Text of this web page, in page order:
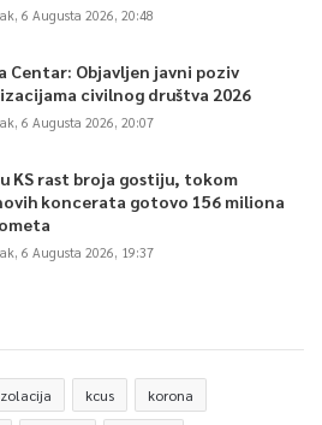
6 Augusta 2026, 20:48
Centar: Objavljen javni poziv
civilnog društva 2026
6 Augusta 2026, 20:07
KS rast broja gostiju, tokom
koncerata gotovo 156 miliona
6 Augusta 2026, 19:37
kcus korona